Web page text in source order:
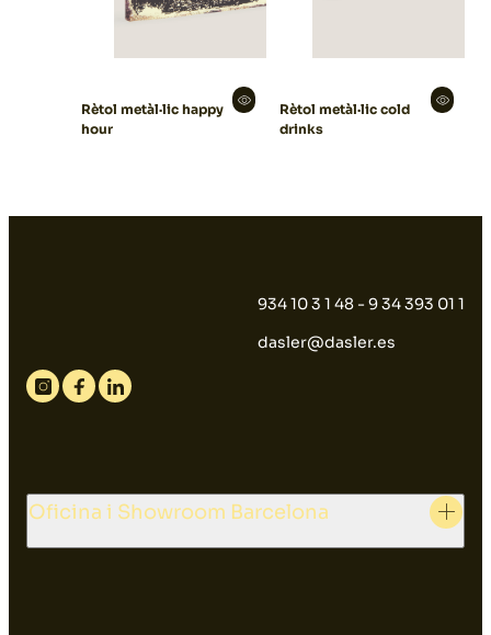
Rètol metàl·lic happy
hour
Rètol metàl·lic cold
drinks
934 10 3 1 48 - 9 34 393 01 1
dasler@dasler.es
Instagram
FacebookLinkedin
Oficina i Showroom Barcelona